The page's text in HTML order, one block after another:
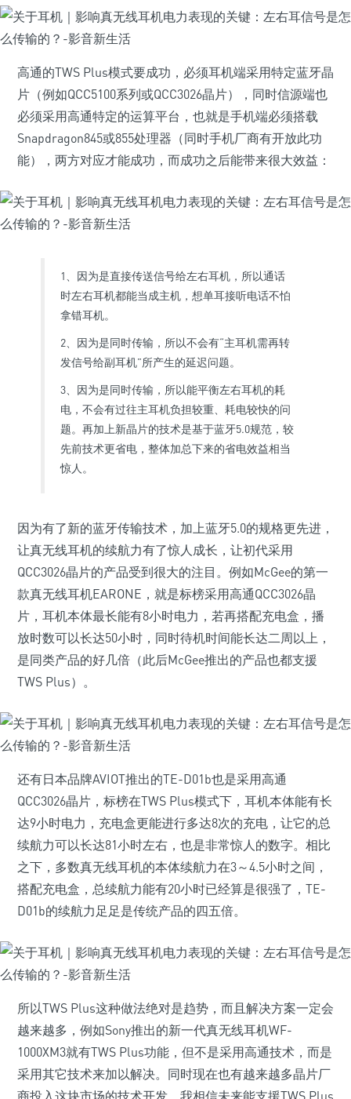
高通的TWS Plus模式要成功，必须耳机端采用特定蓝牙晶
片（例如QCC5100系列或QCC3026晶片），同时信源端也
必须采用高通特定的运算平台，也就是手机端必须搭载
Snapdragon845或855处理器（同时手机厂商有开放此功
能），两方对应才能成功，而成功之后能带来很大效益：
1、因为是直接传送信号给左右耳机，所以通话
时左右耳机都能当成主机，想单耳接听电话不怕
拿错耳机。
2、因为是同时传输，所以不会有“主耳机需再转
发信号给副耳机”所产生的延迟问题。
3、因为是同时传输，所以能平衡左右耳机的耗
电，不会有过往主耳机负担较重、耗电较快的问
题。再加上新晶片的技术是基于蓝牙5.0规范，较
先前技术更省电，整体加总下来的省电效益相当
惊人。
因为有了新的蓝牙传输技术，加上蓝牙5.0的规格更先进，
让真无线耳机的续航力有了惊人成长，让初代采用
QCC3026晶片的产品受到很大的注目。例如McGee的第一
款真无线耳机EARONE，就是标榜采用高通QCC3026晶
片，耳机本体最长能有8小时电力，若再搭配充电盒，播
放时数可以长达50小时，同时待机时间能长达二周以上，
是同类产品的好几倍（此后McGee推出的产品也都支援
TWS Plus）。
还有日本品牌AVIOT推出的TE-D01b也是采用高通
QCC3026晶片，标榜在TWS Plus模式下，耳机本体能有长
达9小时电力，充电盒更能进行多达8次的充电，让它的总
续航力可以长达81小时左右，也是非常惊人的数字。相比
之下，多数真无线耳机的本体续航力在3～4.5小时之间，
搭配充电盒，总续航力能有20小时已经算是很强了，TE-
D01b的续航力足足是传统产品的四五倍。
所以TWS Plus这种做法绝对是趋势，而且解决方案一定会
越来越多，例如Sony推出的新一代真无线耳机WF-
1000XM3就有TWS Plus功能，但不是采用高通技术，而是
采用其它技术来加以解决。同时现在也有越来越多晶片厂
商投入这块市场的技术开发，我相信未来能支援TWS Plus